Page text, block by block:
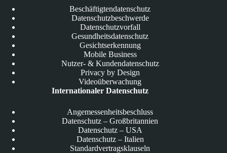
Beschäftigtendatenschutz
Datenschutzbeschwerde
Datenschutzvorfall
Gesundheitsdatenschutz
Gesichtserkennung
Mobile Business
Nutzer- & Kundendatenschutz
Privacy by Design
Videoüberwachung
Internationaler Datenschutz
Angemessenheitsbeschluss
Datenschutz – Großbritannien
Datenschutz – USA
Datenschutz – Italien
Standardvertragsklauseln